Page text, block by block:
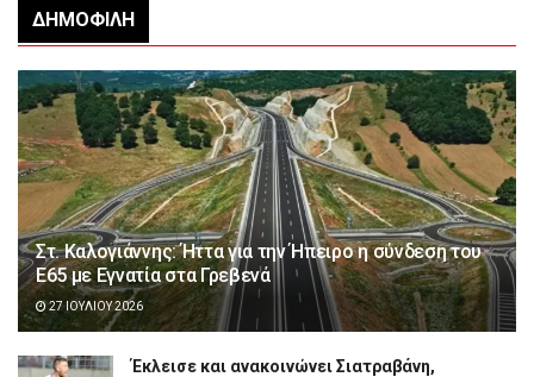
ΔΗΜΟΦΙΛΉ
Στ. Καλογιάννης: Ήττα για την Ήπειρο η σύνδεση του
Ε65 με Εγνατία στα Γρεβενά
27 ΙΟΥΛΊΟΥ 2026
Έκλεισε και ανακοινώνει Σιατραβάνη,